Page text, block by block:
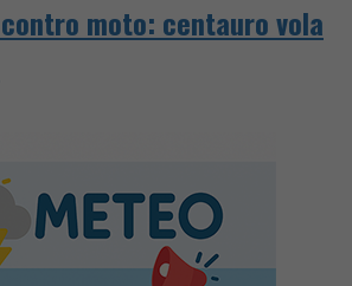
moto: centauro vola